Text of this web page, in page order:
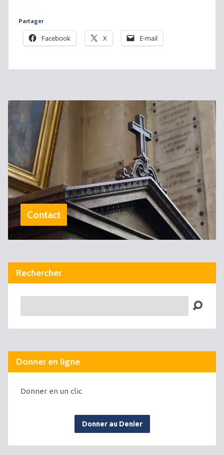
Partager
Facebook X E-mail
Contact
Rechercher
Donner en ligne
Donner en un clic
Donner au Denier